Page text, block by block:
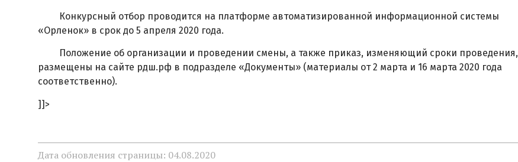
Конкурсный отбор проводится на платформе автоматизированной информационной системы
«Орленок» в срок до 5 апреля 2020 года.
Положение об организации и проведении смены, а также приказ, изменяющий сроки проведения,
размещены на сайте рдш.рф в подразделе «Документы» (материалы от 2 марта и 16 марта 2020 года
соответственно).
]]>
Дата обновления страницы: 04.08.2020